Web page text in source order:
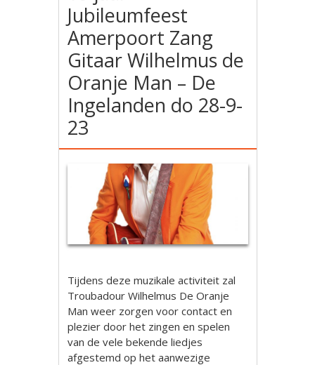
Jubileumfeest
Amerpoort Zang
Gitaar Wilhelmus de
Oranje Man – De
Ingelanden do 28-9-
23
Tijdens deze muzikale activiteit zal
Troubadour Wilhelmus De Oranje
Man weer zorgen voor contact en
plezier door het zingen en spelen
van de vele bekende liedjes
afgestemd op het aanwezige